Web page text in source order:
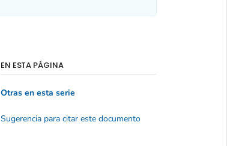
EN ESTA PÁGINA
Otras en esta serie
Sugerencia para citar este documento